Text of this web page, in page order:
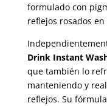
formulado con
reflejos rosados en
Drink Instant
que también lo
manteniendo y
reflejos. Su